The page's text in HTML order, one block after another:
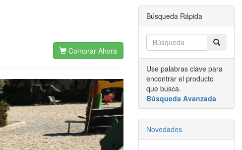
Comprar Ahora
Búsqueda Rápida
Use palabras clave para
encontrar el producto
que busca.
Búsqueda Avanzada
Novedades